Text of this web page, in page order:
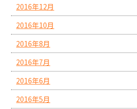
2016年12月
2016年10月
2016年8月
2016年7月
2016年6月
2016年5月